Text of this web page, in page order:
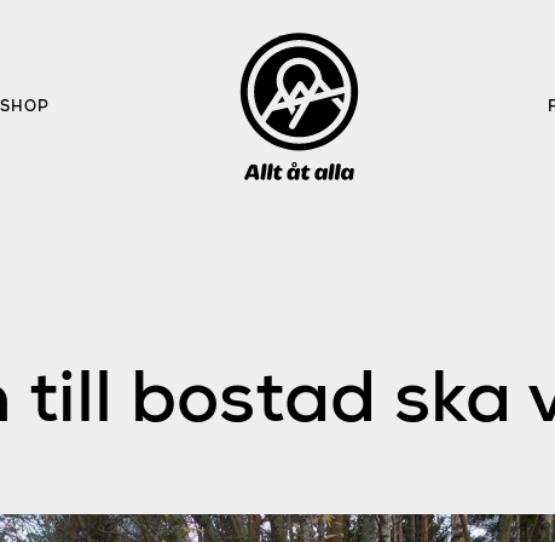
till bostad ska